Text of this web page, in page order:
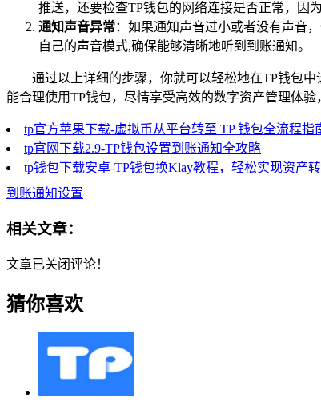
推送，还要检查TP钱包的网络连接是否正常，因
通知声音异常：如果通知声音过小或者没有声音
自己的声音模式,确保能够清晰地听到到账通知。
通过以上详细的步骤，你就可以轻松地在TP钱包
能合理使用TP钱包，尽情享受高效的数字资产管理体验
tp官方苹果下载-虚拟币从平台转至 TP 钱包全流程指
tp官网下载2.9-TP钱包设置到账通知全攻略
tp钱包下载安卓-TP钱包换Klay教程，轻松实现资产
到账通知设置
相关文章：
文章已关闭评论！
猜你喜欢